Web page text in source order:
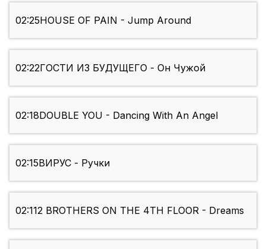
02:25HOUSE OF PAIN - Jump Around
02:22ГОСТИ ИЗ БУДУЩЕГО - Он Чужой
02:18DOUBLE YOU - Dancing With An Angel
02:15ВИРУС - Ручки
02:112 BROTHERS ON THE 4TH FLOOR - Dreams